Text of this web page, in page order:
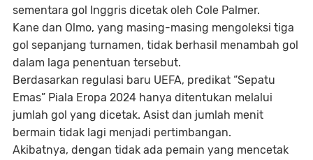
sementara gol Inggris dicetak oleh Cole Palmer.
Kane dan Olmo, yang masing-masing mengoleksi tiga
gol sepanjang turnamen, tidak berhasil menambah gol
dalam laga penentuan tersebut.
Berdasarkan regulasi baru UEFA, predikat “Sepatu
Emas” Piala Eropa 2024 hanya ditentukan melalui
jumlah gol yang dicetak. Asist dan jumlah menit
bermain tidak lagi menjadi pertimbangan.
Akibatnya, dengan tidak ada pemain yang mencetak